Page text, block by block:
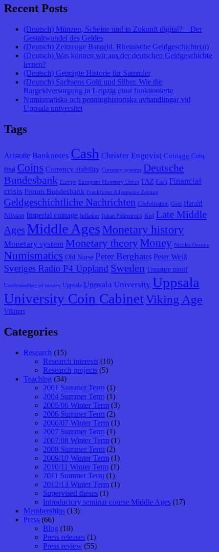
Recent Posts
(Deutsch) Münzen, Scheine und in Zukunft digital? – Der
Gestaltwandel des Geldes
(Deutsch) Zeitzeuge Bargeld. Rheinische Geldgeschichte(n)
(Deutsch) Was können wir aus der deutschen Geldgeschichte
lernen?
(Deutsch) Geprägte Historie für Sammler
(Deutsch) Sachsens Gold und Silber. Wie die
Bargeldversorgung in Leipzig einst funktionierte
Numismatiska och penninghistoriska avhandlingar vid
Uppsala universitet
Tags
Aristotle Banknotes Cash Christer Engqvist Coinage Coin
find Coins Currency stability Currency systems Deutsche
Bundesbank
Europe European Monetary Union FAZ Fazit Financial
crisis Forum Bundesbank Frankfurter Allgemeine Zeitung
Geldgeschichtliche Nachrichten Globalisation Gold
Harald
Nilsson Imperial coinage Inflation Johan Palmstruch Kiel Late Middle
Ages Middle Ages Monetary history
Monetary system Monetary theory Money Nicolas Oresme
Numismatics Old Norse Peter Berghaus Peter Weiß
Sveriges Radio P4 Uppland Sweden Treasure motif
Understanding of money Uppsala Uppsala University Uppsala
University Coin CabinetViking Age
Vikings
Categories
Research (15)
Research interests (10)
Research projects (5)
Teaching (34)
2001 Summer Term (1)
2004 Summer Term (1)
2005/06 Winter Term (3)
2006 Summer Term (2)
2006/07 Winter Term (1)
2007 Summer Term (1)
2007/08 Winter Term (1)
2008 Summer Term (2)
2009/10 Winter Term (1)
2010/11 Winter Term (1)
2011 Summer Term (1)
2012/13 Winter Term (1)
Supervised theses (1)
Introductory seminar course Middle Ages (17)
Memberships (13)
Press (66)
Blog (10)
Press releases (1)
Press review (55)